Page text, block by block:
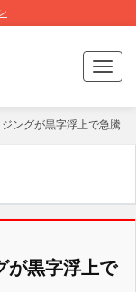
T
o
g
g
a
ングが黒字浮上で急騰
が黒字浮上で